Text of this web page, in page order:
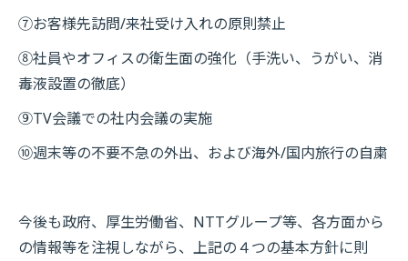
⑦お客様先訪問/来社受け入れの原則禁止
⑧社員やオフィスの衛生面の強化（手洗い、うがい、消
毒液設置の徹底）
⑨TV会議での社内会議の実施
⑩週末等の不要不急の外出、および海外/国内旅行の自粛
今後も政府、厚生労働省、NTTグループ等、各方面から
の情報等を注視しながら、上記の４つの基本方針に則